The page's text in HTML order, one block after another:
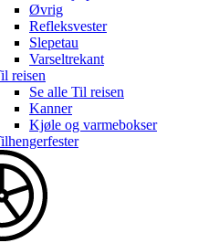
Øvrig
Refleksvester
Slepetau
Varseltrekant
reisen
Se alle Til reisen
Kanner
Kjøle og varmebokser